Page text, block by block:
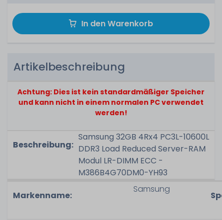
In den Warenkorb
Artikelbeschreibung
Achtung: Dies ist kein standardmäßiger Speicher
und kann nicht in einem normalen PC verwendet
werden!
Beschreibung:
Samsung 32GB 4Rx4 PC3L-10600L
DDR3 Load Reduced Server-RAM
Modul LR-DIMM ECC -
M386B4G70DM0-YH93
Markenname:
Samsung